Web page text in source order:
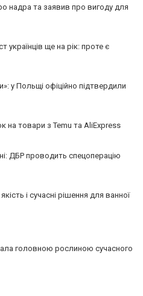
надра та заявив про вигоду для
ще на рік: проте є
у Польщі офіційно підтвердили
на товари з Temu та AliExpress
ДБР проводить спецоперацію
і сучасні рішення для ванної
головною рослиною сучасного